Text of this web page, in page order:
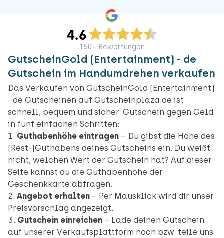
150+ Bewertungen
GutscheinGold (Entertainment) - de
Gutschein im Handumdrehen verkaufen
Das Verkaufen von GutscheinGold (Entertainment)
- de Gutscheinen auf Gutscheinplaza.de ist
schnell, bequem und sicher. Gutschein gegen Geld
in fünf einfachen Schritten:
Guthabenhöhe eintragen – Du gibst die Höhe des
(Rest-)Guthabens deines Gutscheins ein. Du weißt
nicht, welchen Wert der Gutschein hat? Auf dieser
Seite kannst du die Guthabenhöhe der
Geschenkkarte abfragen.
Angebot erhalten – Per Mausklick wird dir unser
Preisvorschlag angezeigt.
Gutschein einreichen – Lade deinen Gutschein
auf unserer Verkaufsplattform hoch bzw. teile uns